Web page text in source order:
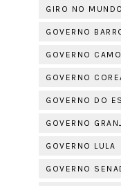
GIRO NO MUNDO
GOVERNO
GOVERNO
GOVERNO
GOVERNO DO
GOVERNO
GOVERNO LULA
GOVERNO